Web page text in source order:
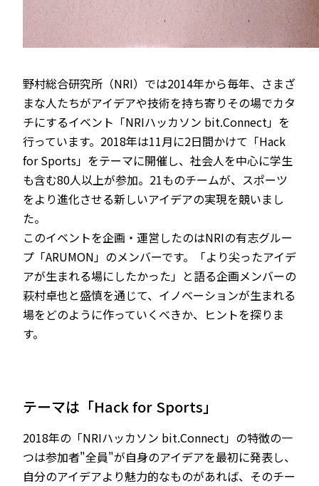
野村総合研究所（NRI）では2014年から毎年、さまざ
まな人たちがアイデアや技術を持ち寄りその場でカタ
チにするイベント「NRIハッカソン bit.Connect」を
行っています。2018年は11月に2日間かけて「Hack
for Sports」をテーマに開催し、社会人を中心に学生
も含む80人以上が参加。21ものチームが、スポーツ
をより進化させる新しいアイデアの実現を競いまし
た。
このイベントを企画・運営したのはNRIの有志グルー
プ「ARUMON」のメンバーです。「より尖ったアイデ
アが生まれる場にしたかった」と語る企画メンバーの
萩村卓也と盛慎を通じて、イノベーションが生まれる
場をどのように作っていくべきか、ヒントを探りま
す。
テーマは「Hack for Sports」
2018年の「NRIハッカソン bit.Connect」の特徴の一
つは参加者"全員"が自身のアイデアを最初に発表し、
自分のアイデアより魅力的なものがあれば、そのチー